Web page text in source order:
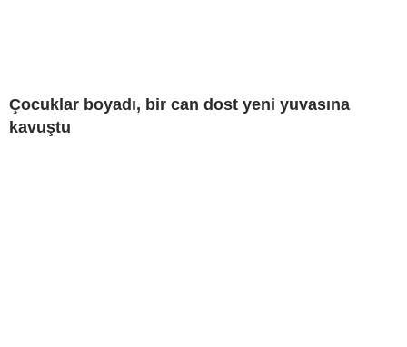
Çocuklar boyadı, bir can dost yeni yuvasına
kavuştu